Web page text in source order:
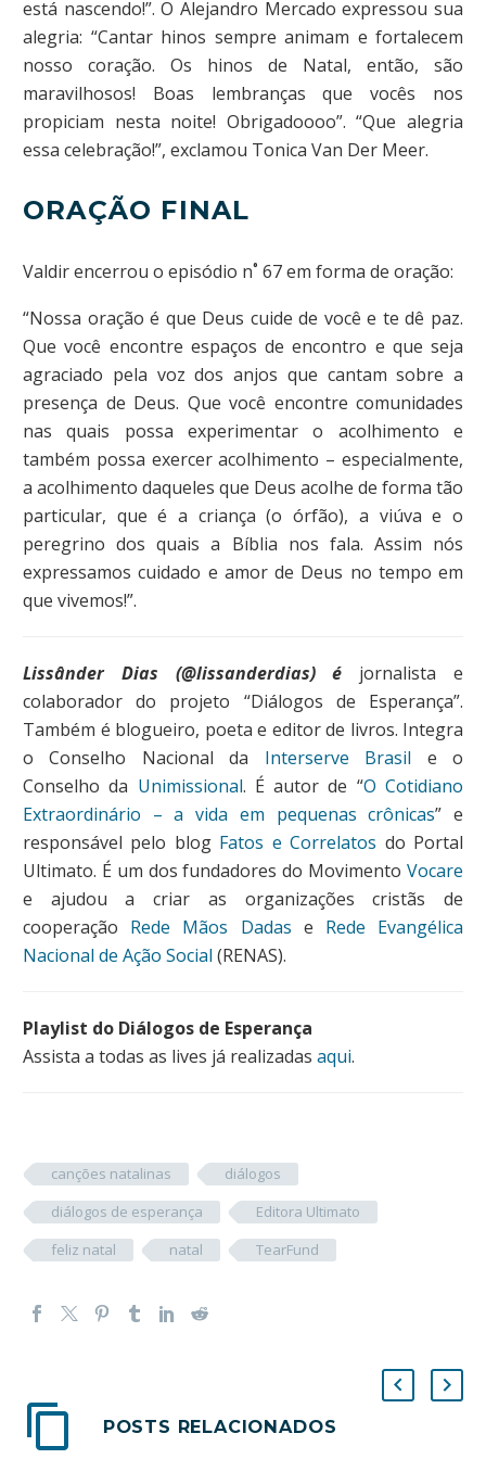
está nascendo!”. O Alejandro Mercado expressou sua
alegria: “Cantar hinos sempre animam e fortalecem
nosso coração. Os hinos de Natal, então, são
maravilhosos! Boas lembranças que vocês nos
propiciam nesta noite! Obrigadoooo”. “Que alegria
essa celebração!”, exclamou Tonica Van Der Meer.
ORAÇÃO FINAL
Valdir encerrou o episódio n˚ 67 em forma de oração:
“Nossa oração é que Deus cuide de você e te dê paz.
Que você encontre espaços de encontro e que seja
agraciado pela voz dos anjos que cantam sobre a
presença de Deus. Que você encontre comunidades
nas quais possa experimentar o acolhimento e
também possa exercer acolhimento – especialmente,
a acolhimento daqueles que Deus acolhe de forma tão
particular, que é a criança (o órfão), a viúva e o
peregrino dos quais a Bíblia nos fala. Assim nós
expressamos cuidado e amor de Deus no tempo em
que vivemos!”.
Lissânder Dias (@lissanderdias) é jornalista e
colaborador do projeto “Diálogos de Esperança”.
Também é blogueiro, poeta e editor de livros. Integra
o Conselho Nacional da Interserve Brasil e o
Conselho da Unimissional. É autor de “O Cotidiano
Extraordinário – a vida em pequenas crônicas” e
responsável pelo blog Fatos e Correlatos do Portal
Ultimato. É um dos fundadores do Movimento Vocare
e ajudou a criar as organizações cristãs de
cooperação Rede Mãos Dadas e Rede Evangélica
Nacional de Ação Social (RENAS).
Playlist do Diálogos de Esperança
Assista a todas as lives já realizadas aqui.
canções natalinas
diálogos
diálogos de esperança
Editora Ultimato
feliz natal
natal TearFund
POSTS RELACIONADOS